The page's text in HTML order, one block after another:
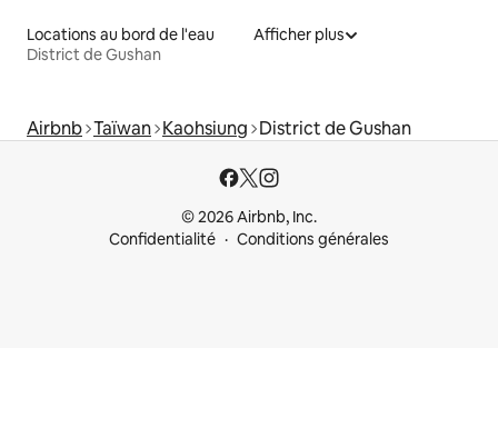
Locations au bord de l'eau
District de Gushan
Afficher plus
Airbnb Taïwan Kaohsiung District de Gushan
© 2026 Airbnb, Inc.
Confidentialité
Conditions générales